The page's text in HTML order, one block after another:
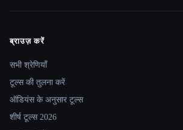
Site navigation
ब्राउज़ करें
सभी श्रेणियाँ
टूल्स की तुलना करें
ऑडियंस के अनुसार टूल्स
शीर्ष टूल्स 2026